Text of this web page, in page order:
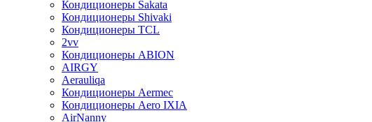
Кондиционеры Sakata
Кондиционеры Shivaki
Кондиционеры TCL
2vv
Кондиционеры ABION
AIRGY
Aerauliqa
Кондиционеры Aermec
Кондиционеры Aero IXIA
AirNanny